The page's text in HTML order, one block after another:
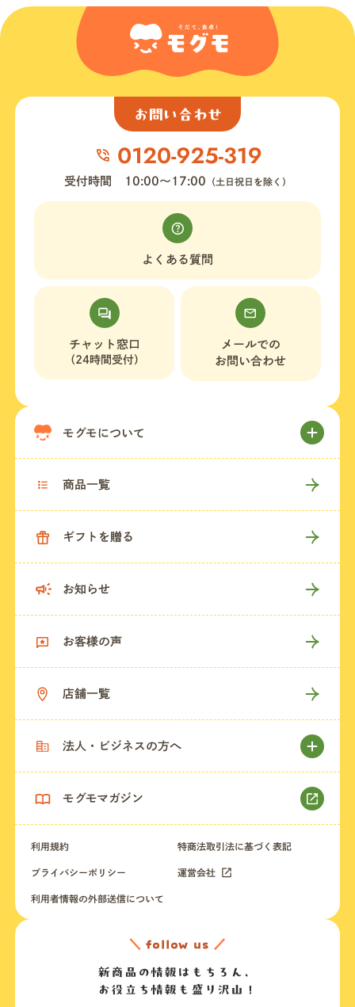
お問い合わせ
受付時間 10:00〜17:00 （土日祝日を除く）
よくある質問
チャット窓口
（24時間受付）
メールでの
お問い合わせ
モグモについて
商品一覧
ギフトを贈る
お知らせ
お客様の声
店舗一覧
法人・ビジネスの方へ
モグモマガジン
利用規約 特商法取引法に基づく表記
プライバシーポリシー 運営会社
利用者情報の外部送信について
＼ follow us ／
新商品の情報はもちろん、
お役立ち情報も盛り沢山！